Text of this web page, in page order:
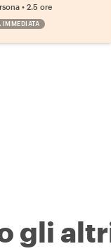
• 2.5 ore
IMMEDIATA
gli